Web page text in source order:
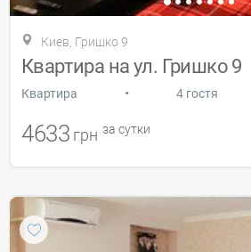
Киев, Гришко 9
Квартира на ул. Гришко 9
Квартира • 4 гостя
4633 грн за сутки